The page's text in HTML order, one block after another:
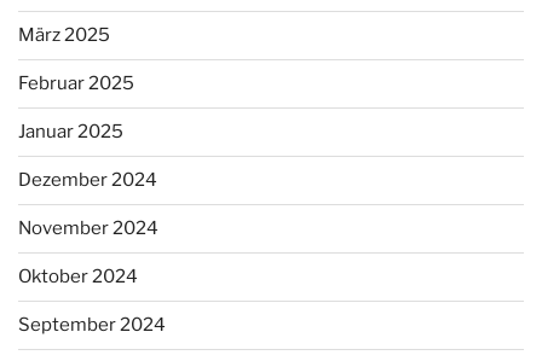
März 2025
Februar 2025
Januar 2025
Dezember 2024
November 2024
Oktober 2024
September 2024